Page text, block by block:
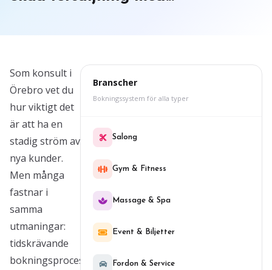
Som konsult i
Örebro vet du
hur viktigt det
är att ha en
stadig ström av
nya kunder.
Men många
fastnar i
samma
utmaningar:
tidskrävande
bokningsprocesser,
Branscher
Bokningssystem för alla typer
Salong
Gym & Fitness
Massage & Spa
Event & Biljetter
Fordon & Service